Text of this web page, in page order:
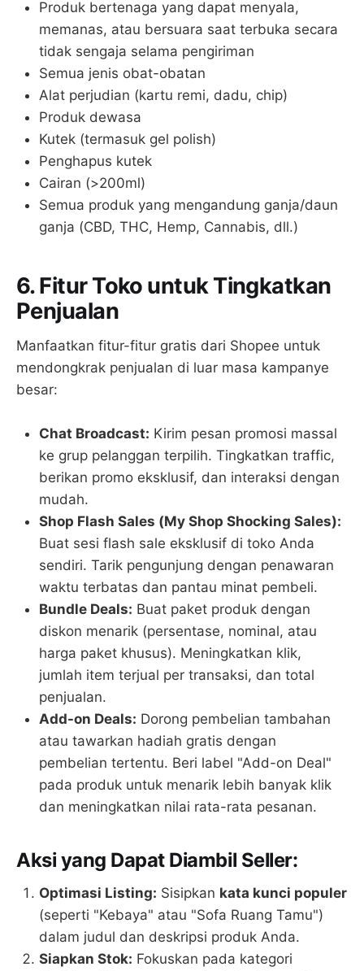
Produk bertenaga yang dapat menyala,
memanas, atau bersuara saat terbuka secara
tidak sengaja selama pengiriman
Semua jenis obat-obatan
Alat perjudian (kartu remi, dadu, chip)
Produk dewasa
Kutek (termasuk gel polish)
Penghapus kutek
Cairan (>200ml)
Semua produk yang mengandung ganja/daun
ganja (CBD, THC, Hemp, Cannabis, dll.)
6. Fitur Toko untuk Tingkatkan
Penjualan
Manfaatkan fitur-fitur gratis dari Shopee untuk
mendongkrak penjualan di luar masa kampanye
besar:
Chat Broadcast: Kirim pesan promosi massal
ke grup pelanggan terpilih. Tingkatkan traffic,
berikan promo eksklusif, dan interaksi dengan
mudah.
Shop Flash Sales (My Shop Shocking Sales):
Buat sesi flash sale eksklusif di toko Anda
sendiri. Tarik pengunjung dengan penawaran
waktu terbatas dan pantau minat pembeli.
Bundle Deals: Buat paket produk dengan
diskon menarik (persentase, nominal, atau
harga paket khusus). Meningkatkan klik,
jumlah item terjual per transaksi, dan total
penjualan.
Add-on Deals: Dorong pembelian tambahan
atau tawarkan hadiah gratis dengan
pembelian tertentu. Beri label "Add-on Deal"
pada produk untuk menarik lebih banyak klik
dan meningkatkan nilai rata-rata pesanan.
Aksi yang Dapat Diambil Seller:
Optimasi Listing: Sisipkan kata kunci populer
(seperti "Kebaya" atau "Sofa Ruang Tamu")
dalam judul dan deskripsi produk Anda.
Siapkan Stok: Fokuskan pada kategori